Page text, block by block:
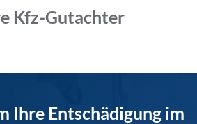
Kfz-Gutachter
Ihre Entschädigung im